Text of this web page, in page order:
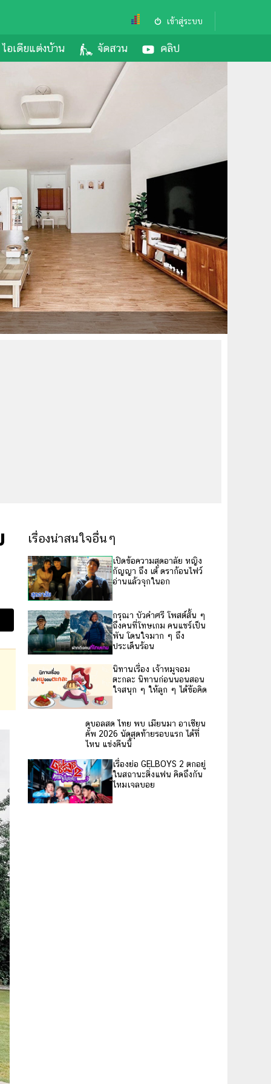
เข้าสู่ระบบ
ไอเดียแต่งบ้าน จัดสวน คลิป
เรื่องน่าสนใจอื่นๆ
เปิดข้อความสุดอาลัย หญิง
กัญญา ถึง เต้ ดราก้อนไฟว์
อ่านแล้วจุกในอก
กรุณา บัวคำศรี โพสต์สั้น ๆ
ถึงคนที่โทษเกม คนแชร์เป็น
พัน โดนใจมาก ๆ ถึง
ประเด็นร้อน
นิทานเรื่อง เจ้าหมูจอม
ตะกละ นิทานก่อนนอนสอน
ใจสนุก ๆ ให้ลูก ๆ ได้ข้อคิด
ดูบอลสด ไทย พบ เมียนมา อาเซียน
คัพ 2026 นัดสุดท้ายรอบแรก ได้ที่
ไหน แข่งคืนนี้
เรื่องย่อ GELBOYS 2 ตกอยู่
ในสถานะติ่งแฟน คิดถึงกัน
ไหมเจลบอย